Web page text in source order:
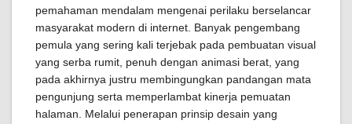
pemahaman mendalam mengenai perilaku berselancar
masyarakat modern di internet. Banyak pengembang
pemula yang sering kali terjebak pada pembuatan visual
yang serba rumit, penuh dengan animasi berat, yang
pada akhirnya justru membingungkan pandangan mata
pengunjung serta memperlambat kinerja pemuatan
halaman. Melalui penerapan prinsip desain yang